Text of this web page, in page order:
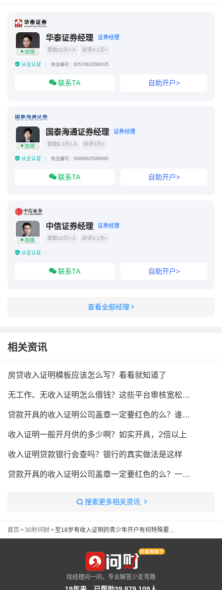
未满十八岁的小孩能在银行开户吗
18岁以下能开银行账户吗
在线
华泰证券经理 证券经理
帮助10万+人 好评4.1万+
从业认证 执业编号：S0570623080026
联系TA 自助开户>
在线
国泰海通证券经理 证券经理
帮助9.3万+人 好评3万+
从业认证 执业编号：S0880625080060
联系TA 自助开户>
在线
中信证券经理 证券经理
帮助10万+人 好评3.1万+
从业认证
联系TA 自助开户>
查看全部经理
相关资讯
房贷收入证明模板应该怎么写？看看就知道了
无工作、无收入证明怎么借钱？这些平台审核宽松、容易下款
贷款开具的收入证明公司盖章一定要红色的么？谁知道？
收入证明一般开月供的多少啊？如实开具，2倍以上
收入证明贷款银行会查吗？银行的真实做法是这样
贷款开具的收入证明公司盖章一定要红色的么？一文帮你简单看懂
搜索更多相关资讯
首页 >30秒问财> 至18岁有收入证明的青少年开户有何特殊要求吗，怎么解决这个问题
找经理问一问，专业解答少走弯路